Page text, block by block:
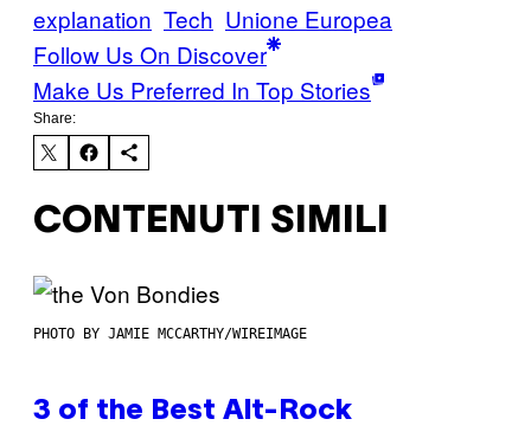
explanation Tech Unione Europea
Follow Us On Discover
Make Us Preferred In Top Stories
Share:
CONTENUTI SIMILI
PHOTO BY JAMIE MCCARTHY/WIREIMAGE
3 of the Best Alt-Rock